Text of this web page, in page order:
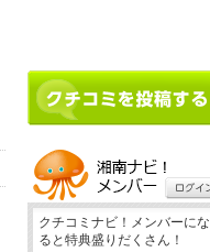
クチコミナビ！メンバーにな
ると特典盛りだくさん！